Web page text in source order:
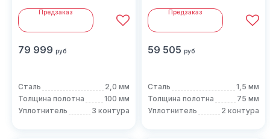
Предзаказ
79 999 руб
Сталь
2,0 мм
Толщина полотна
100 мм
Уплотнитель
3 контура
Предзаказ
59 505 руб
Сталь
1,5 мм
Толщина полотна
75 мм
Уплотнитель
2 контура